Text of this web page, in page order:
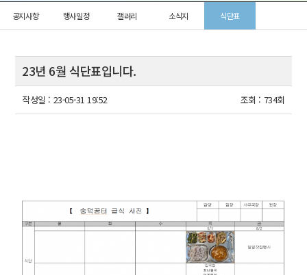
공지사항 행사일정 갤러리 소식지 식단표
23년 6월 식단표입니다.
작성일 : 23-05-31 19:52 조회 : 734회